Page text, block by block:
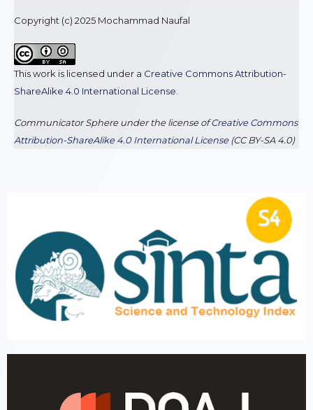
Copyright (c) 2025 Mochammad Naufal
This work is licensed under a Creative Commons Attribution-
ShareAlike 4.0 International License
Communicator Sphereunder the license ofCreative Commons
Attribution-ShareAlike 4.0 International License(CC BY-SA 4.0)